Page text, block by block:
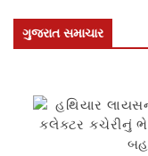
ગુજરાત સમાચાર